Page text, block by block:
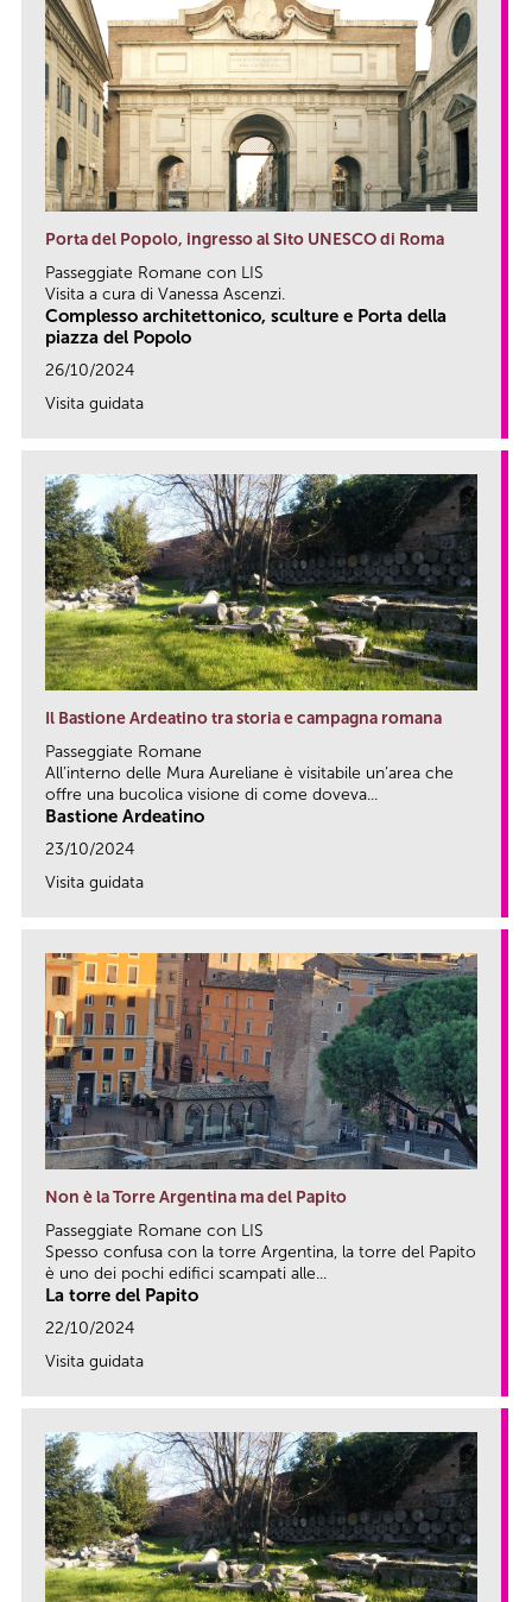
Porta del Popolo, ingresso al Sito UNESCO di Roma
Passeggiate Romane con LIS
Visita a cura di Vanessa Ascenzi.
Complesso architettonico, sculture e Porta della
piazza del Popolo
26/10/2024
Visita guidata
Il Bastione Ardeatino tra storia e campagna romana
Passeggiate Romane
All’interno delle Mura Aureliane è visitabile un’area che
offre una bucolica visione di come doveva...
Bastione Ardeatino
23/10/2024
Visita guidata
Non è la Torre Argentina ma del Papito
Passeggiate Romane con LIS
Spesso confusa con la torre Argentina, la torre del Papito
è uno dei pochi edifici scampati alle...
La torre del Papito
22/10/2024
Visita guidata